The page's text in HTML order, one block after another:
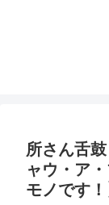
所さん舌
ャウ・ア
モノです！